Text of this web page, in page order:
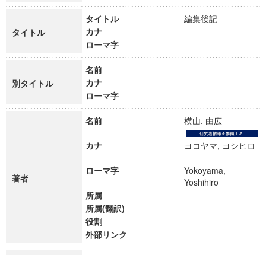
タイトル
タイトル
編集後記
カナ
ローマ字
別タイトル
名前
カナ
ローマ字
著者
名前 横山, 由広
カナ ヨコヤマ, ヨシヒロ
ローマ字
Yokoyama,
Yoshihiro
所属
所属(翻訳)
役割
外部リンク